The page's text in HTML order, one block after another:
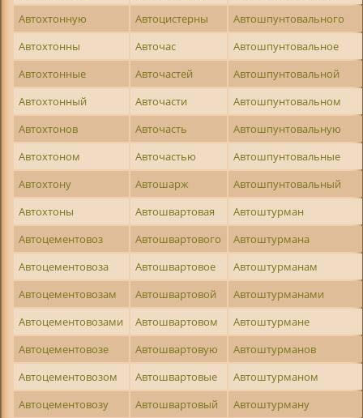
Автохтонную
Автоцистерны
Автошпунтовального
Автохтонны
Авточас
Автошпунтовальное
Автохтонные
Авточастей
Автошпунтовальной
Автохтонный
Авточасти
Автошпунтовальном
Автохтонов
Авточасть
Автошпунтовальную
Автохтоном
Авточастью
Автошпунтовальные
Автохтону
Автошарж
Автошпунтовальный
Автохтоны
Автошвартовая
Автоштурман
Автоцементовоз
Автошвартового
Автоштурмана
Автоцементовоза
Автошвартовое
Автоштурманам
Автоцементовозам
Автошвартовой
Автоштурманами
Автоцементовозами
Автошвартовом
Автоштурмане
Автоцементовозе
Автошвартовую
Автоштурманов
Автоцементовозом
Автошвартовые
Автоштурманом
Автоцементовозу
Автошвартовый
Автоштурману